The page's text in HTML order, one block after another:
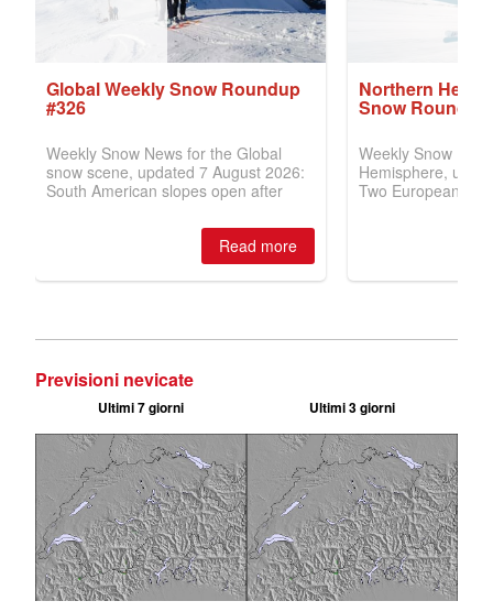
Previsioni nevicate
Ultimi 7 giorni Ultimi 3 giorni